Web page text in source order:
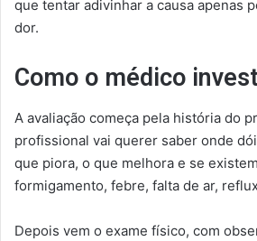
que tentar adivinhar a causa apenas
dor.
Como o médico
A avaliação começa pela história do
profissional vai querer saber onde
que piora, o que melhora e se
formigamento, febre, falta de ar,
Depois vem o exame físico, com